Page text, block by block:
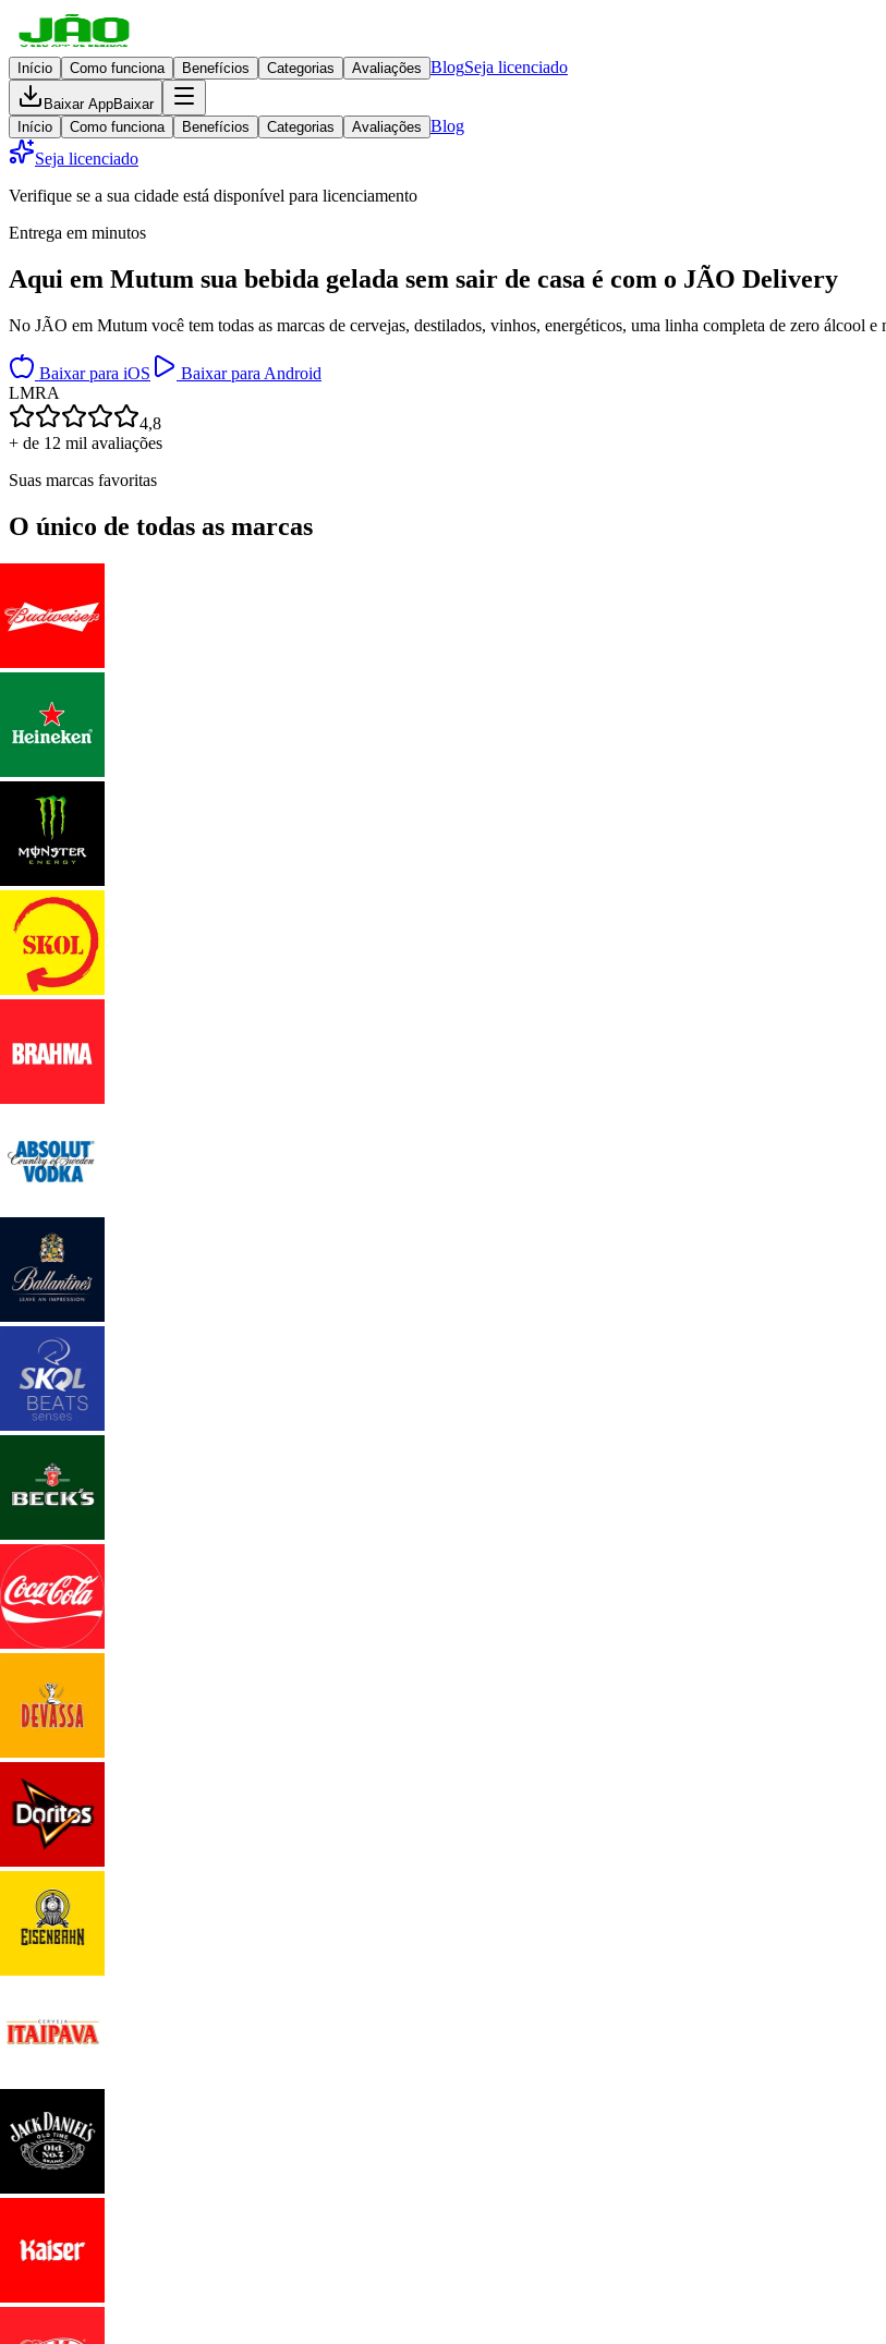
Início Como funciona Benefícios Categorias Avaliações BlogSeja licenciado
Baixar AppBaixar
Início
Como funciona Benefícios Categorias Avaliações Blog
Seja licenciado
Verifique se a sua cidade está disponível para licenciamento
Entrega em minutos
Aqui em Mutum sua bebida gelada sem sair de casa é com o JÃO Delivery
No JÃO em Mutum você tem todas as marcas de cervejas, destilados, vinhos, energéticos, uma linha completa de zero álcool
Baixar para iOS
Baixar para Android
LMRA
4,8
+ de 12 mil avaliações
Suas marcas favoritas
O único de todas as marcas